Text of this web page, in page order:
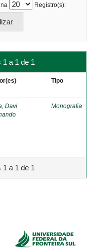
Registro(s):
1 a 1 de 1
Tipo
Davi
Monografia
1 a 1 de 1